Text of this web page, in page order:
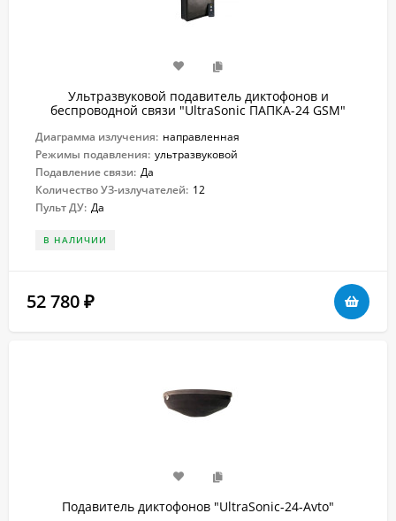
Ультразвуковой подавитель диктофонов и
беспроводной связи "UltraSonic ПАПКА-24 GSM"
Диаграмма излучения: направленная
Режимы подавления: ультразвуковой
Подавление связи: Да
Количество УЗ-излучателей: 12
Пульт ДУ: Да
В НАЛИЧИИ
52 780 ₽
Подавитель диктофонов "UltraSonic-24-Avto"